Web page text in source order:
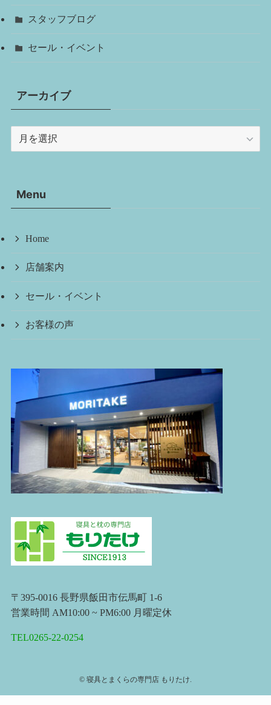
スタッフブログ
セール・イベント
アーカイブ
ブMenu
Home
店舗案内
セール・イベント
お客様の声
〒395-0016 長野県飯田市伝馬町 1-6
営業時間 AM10:00 ~ PM6:00 月曜定休
TEL0265-22-0254
© 寝具とまくらの専門店 もりたけ.